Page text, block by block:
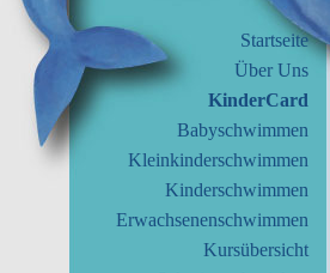
Startseite
Über Uns
KinderCard
Babyschwimmen
Kleinkinderschwimmen
Kinderschwimmen
Erwachsenenschwimmen
Kursübersicht